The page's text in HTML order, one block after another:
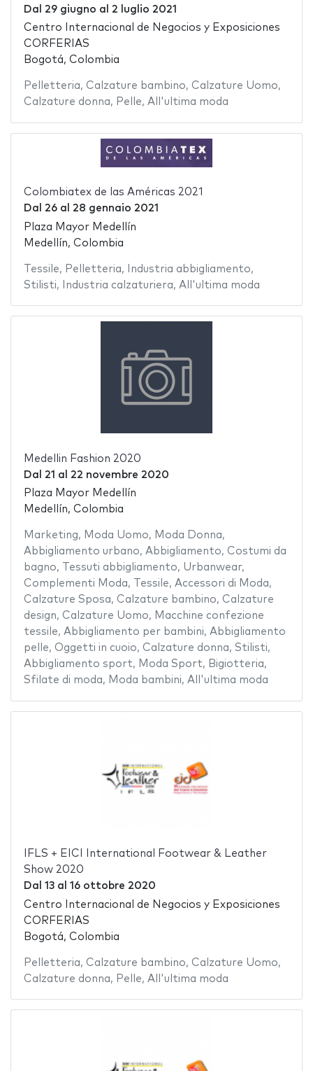
Dal 29 giugno al 2 luglio 2021
Centro Internacional de Negocios y Exposiciones
CORFERIAS
Bogotá, Colombia
Pelletteria, Calzature bambino, Calzature Uomo,
Calzature donna, Pelle, All'ultima moda
Colombiatex de las Américas 2021
Dal 26al 28 gennaio 2021
Plaza Mayor Medellín
Medellín, Colombia
Tessile, Pelletteria, Industria abbigliamento,
Stilisti, Industria calzaturiera, All'ultima moda
Medellin Fashion 2020
Dal 21 al 22 novembre 2020
Plaza Mayor Medellín
Medellín, Colombia
Marketing, Moda Uomo, Moda Donna,
Abbigliamento urbano, Abbigliamento, Costumi da
bagno, Tessuti abbigliamento, Urbanwear,
Complementi Moda, Tessile, Accessori di Moda,
Calzature Sposa, Calzature bambino, Calzature
design, Calzature Uomo, Macchine confezione
tessile, Abbigliamento per bambini, Abbigliamento
pelle, Oggetti in cuoio, Calzature donna, Stilisti,
Abbigliamento sport, Moda Sport, Bigiotteria,
Sfilate di moda, Moda bambini, All'ultima moda
IFLS + EICI International Footwear & Leather
Show 2020
Dal 13al 16 ottobre 2020
Centro Internacional de Negocios y Exposiciones
CORFERIAS
Bogotá, Colombia
Pelletteria, Calzature bambino, Calzature Uomo,
Calzature donna, Pelle, All'ultima moda